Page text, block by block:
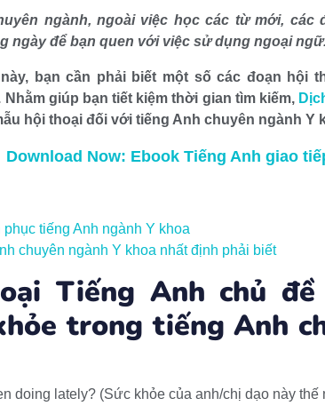
ngành, ngoài việc học các từ mới, các
ngày để bạn quen với việc sử dụng ngoại ngữ.
bạn cần phải biết một số các đoạn hội
giúp bạn tiết kiệm thời gian tìm kiếm,
hội thoại đối với tiếng Anh chuyên ngành Y
Download Now: Ebook Tiếng Anh giao
tiếng Anh ngành Y khoa
chuyên ngành Y khoa nhất định phải biết
Tiếng Anh chủ
trong tiếng Anh
doing lately? (Sức khỏe của anh/chị dạo này thế